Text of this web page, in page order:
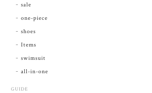
sale
one-piece
shoes
Items
swimsuit
all-in-one
GUIDE